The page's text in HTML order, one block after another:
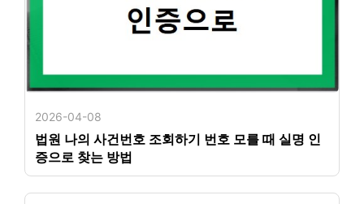
2026-04-08
법원 나의 사건번호 조회하기 번호 모를 때 실명 인
증으로 찾는 방법